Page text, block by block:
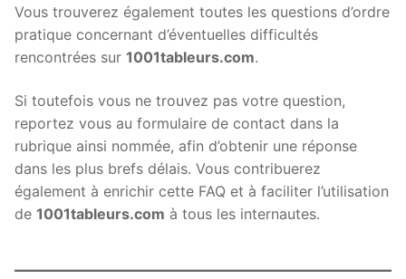
Vous trouverez également toutes les questions d’ordre
pratique concernant d’éventuelles difficultés
rencontrées sur 1001tableurs.com.
Si toutefois vous ne trouvez pas votre question,
reportez vous au formulaire de contact dans la
rubrique ainsi nommée, afin d’obtenir une réponse
dans les plus brefs délais. Vous contribuerez
également à enrichir cette FAQ et à faciliter l’utilisation
de 1001tableurs.com à tous les internautes.